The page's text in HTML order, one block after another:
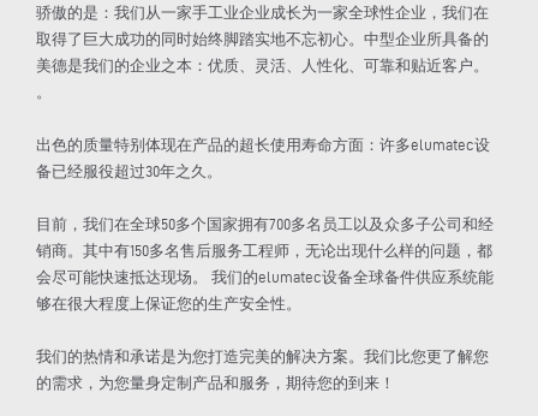
骄傲的是：我们从一家手工业企业成长为一家全球性企业，我们在
取得了巨大成功的同时始终脚踏实地不忘初心。中型企业所具备的
美德是我们的企业之本：优质、灵活、人性化、可靠和贴近客户。
。
出色的质量特别体现在产品的超长使用寿命方面：许多elumatec设
备已经服役超过30年之久。
目前，我们在全球50多个国家拥有700多名员工以及众多子公司和经
销商。其中有150多名售后服务工程师，无论出现什么样的问题，都
会尽可能快速抵达现场。 我们的elumatec设备全球备件供应系统能
够在很大程度上保证您的生产安全性。
我们的热情和承诺是为您打造完美的解决方案。我们比您更了解您
的需求，为您量身定制产品和服务，期待您的到来！